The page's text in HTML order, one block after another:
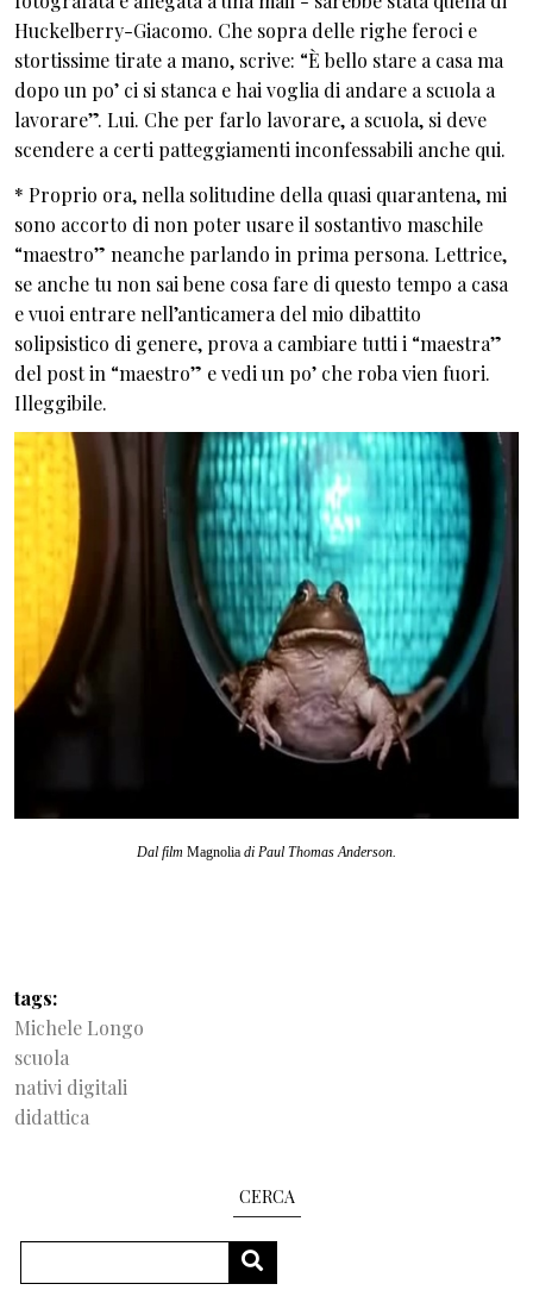
Huckelberry-Giacomo. Che sopra delle righe feroci e
stortissime tirate a mano, scrive: “È bello stare a casa ma
dopo un po’ ci si stanca e hai voglia di andare a scuola a
lavorare”. Lui. Che per farlo lavorare, a scuola, si deve
scendere a certi patteggiamenti inconfessabili anche qui.
* Proprio ora, nella solitudine della quasi quarantena, mi
sono accorto di non poter usare il sostantivo maschile
“maestro” neanche parlando in prima persona. Lettrice,
se anche tu non sai bene cosa fare di questo tempo a casa
e vuoi entrare nell’anticamera del mio dibattito
solipsistico di genere, prova a cambiare tutti i “maestra”
del post in “maestro” e vedi un po’ che roba vien fuori.
Illeggibile.
Dal film Magnolia di Paul Thomas Anderson.
tags
Michele Longo
scuola
nativi digitali
didattica
CERCA
SEARCH